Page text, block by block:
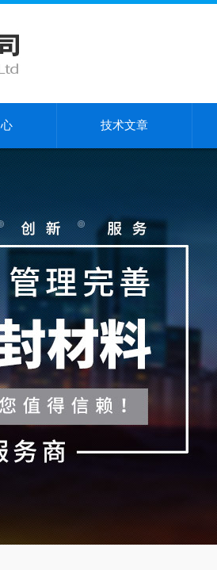
技术文章